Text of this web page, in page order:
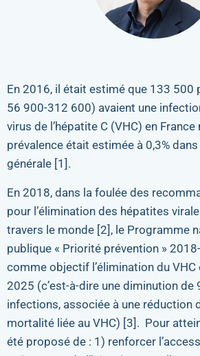
En 2016, il était estimé que 133 500
56 900-312 600) avaient une
virus de l’hépatite C (VHC) en
prévalence était estimée à 0,3%
générale [1].
En 2018, dans la foulée des
pour l’élimination des hépatites
travers le monde [2], le Programme
publique « Priorité prévention »
comme objectif l’élimination du VHC
2025 (c’est-à-dire une diminution de
infections, associée à une réduction
mortalité liée au VHC) [3]. Pour
été proposé de : 1) renforcer